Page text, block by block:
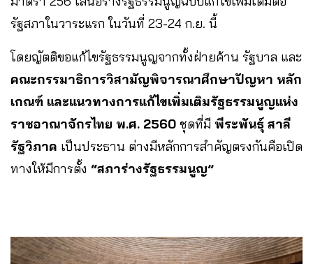
รัฐสภาในวาระแรก ในวันที่ 23-24 ก.ย. นี้
โดยญัตติขอแก้ไขรัฐธรรมนูญจากทั้งฝ่ายค้าน รัฐบาล และ
คณะกรรมาธิการวิสามัญพิจารณาศึกษาปัญหา หลัก
เกณฑ์ และแนวทางการแก้ไขเพิ่มเติมรัฐธรรมนูญแห่ง
ราชอาณาจักรไทย พ.ศ. 2560 ชุดที่มี พีระพันธุ์ สาลี
รัฐวิภาค เป็นประธาน ต่างมีหลักการสำคัญตรงกันคือเปิด
ทางให้มีการตั้ง “สภาร่างรัฐธรรมนูญ”